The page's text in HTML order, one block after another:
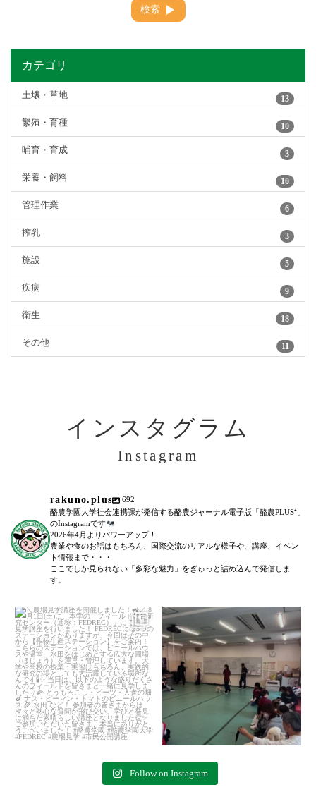
検索
カテゴリ
土壌・草地 13
繁殖・育種 10
哺育・育成 3
栄養・飼料 10
管理作業 6
搾乳 3
施設 5
疾病 9
衛生 18
その他 11
インスタグラム
Instagram
rakuno.plus
692
酪農学園大学社会連携課が発信する酪農ジャーナル電子版「酪農PLUS⁺」
のInstagramです
2026年4月よりパワーアップ！
農業や食のお話はもちろん、国際交流のリアルな様子や、講座、イベン
ト情報まで・・・
ここでしか見られない「多彩な魅力」をぎゅっと詰め込んで発信しま
す。
＼農場見学講座を開催しました！
／...
102 0
「後期募集開始！」
6月27日(土)に、全5回に渡る犬のし
つけ教室(前期)が終了いたしまし
た。...
77 0
Follow on Instagram